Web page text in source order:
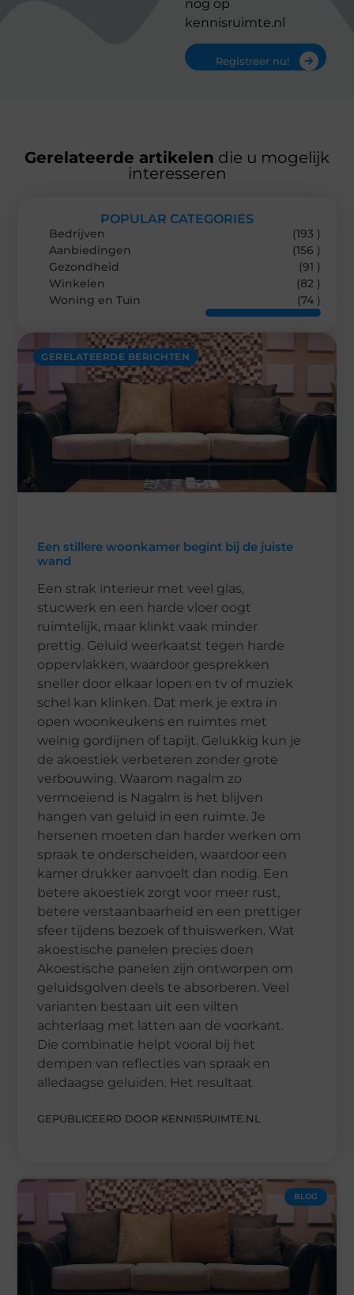
nog op
kennisruimte.nl
Registreer nu!
Gerelateerde artikelen die u mogelijk
interesseren
GERELATEERDE BERICHTEN
Een stillere woonkamer begint bij de juiste
wand
Een strak interieur met veel glas,
stucwerk en een harde vloer oogt
ruimtelijk, maar klinkt vaak minder
prettig. Geluid weerkaatst tegen harde
oppervlakken, waardoor gesprekken
sneller door elkaar lopen en tv of muziek
schel kan klinken. Dat merk je extra in
open woonkeukens en ruimtes met
weinig gordijnen of tapijt. Gelukkig kun je
de akoestiek verbeteren zonder grote
verbouwing. Waarom nagalm zo
vermoeiend is Nagalm is het blijven
hangen van geluid in een ruimte. Je
hersenen moeten dan harder werken om
spraak te onderscheiden, waardoor een
kamer drukker aanvoelt dan nodig. Een
betere akoestiek zorgt voor meer rust,
betere verstaanbaarheid en een prettiger
sfeer tijdens bezoek of thuiswerken. Wat
akoestische panelen precies doen
Akoestische panelen zijn ontworpen om
geluidsgolven deels te absorberen. Veel
varianten bestaan uit een vilten
achterlaag met latten aan de voorkant.
Die combinatie helpt vooral bij het
dempen van reflecties van spraak en
alledaagse geluiden. Het resultaat
GEPUBLICEERD DOOR KENNISRUIMTE.NL
POPULAR CATEGORIES
Bedrijven
(193 )
Aanbiedingen
(156 )
Gezondheid
(91 )
Winkelen
(82 )
Woning en Tuin
(74 )
BLOG